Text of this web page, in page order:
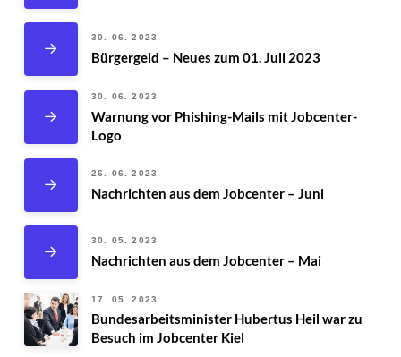
30. 06. 2023
Bürgergeld – Neues zum 01. Juli 2023
30. 06. 2023
Warnung vor Phishing-Mails mit Jobcenter-
Logo
26. 06. 2023
Nachrichten aus dem Jobcenter – Juni
30. 05. 2023
Nachrichten aus dem Jobcenter – Mai
17. 05. 2023
Bundesarbeitsminister Hubertus Heil war zu
Besuch im Jobcenter Kiel